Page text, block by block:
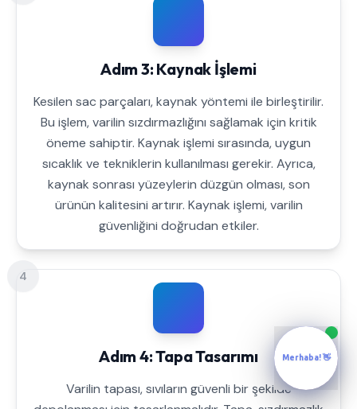
Adım 3: Kaynak İşlemi
Kesilen sac parçaları, kaynak yöntemi ile birleştirilir.
Bu işlem, varilin sızdırmazlığını sağlamak için kritik
öneme sahiptir. Kaynak işlemi sırasında, uygun
sıcaklık ve tekniklerin kullanılması gerekir. Ayrıca,
kaynak sonrası yüzeylerin düzgün olması, son
ürünün kalitesini artırır. Kaynak işlemi, varilin
güvenliğini doğrudan etkiler.
4
Adım 4: Tapa Tasarımı
Varilin tapası, sıvıların güvenli bir şekilde
Merhaba! 👋